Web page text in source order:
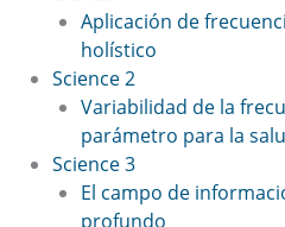
Aplicación de
holístico
Science 2
Variabilidad de la
parámetro para la
Science 3
El campo de
profundo